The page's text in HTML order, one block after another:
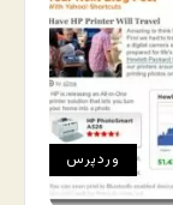
وردپرس